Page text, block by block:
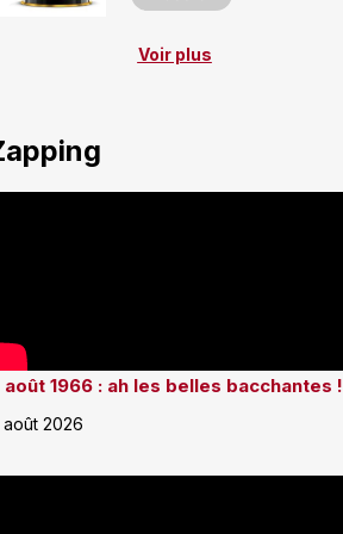
Voir plus
août 1966 : ah les belles bacchantes !
2026